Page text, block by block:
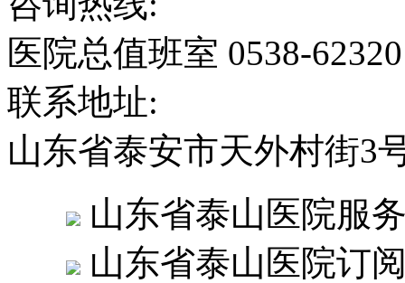
医院总值班室 0538-
联系地址:
山东省泰安市天外村街3
山东省泰山医院服
山东省泰山医院订